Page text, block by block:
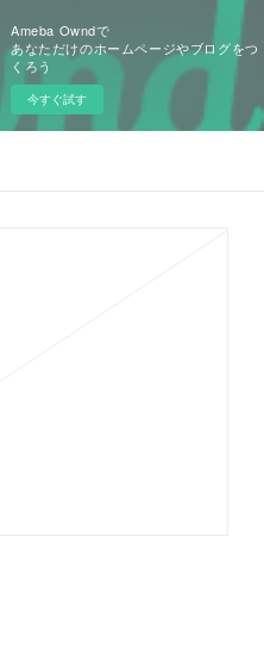
Ameba Owndで
あなただけのホームページやブログをつ
くろう
今すぐ試す